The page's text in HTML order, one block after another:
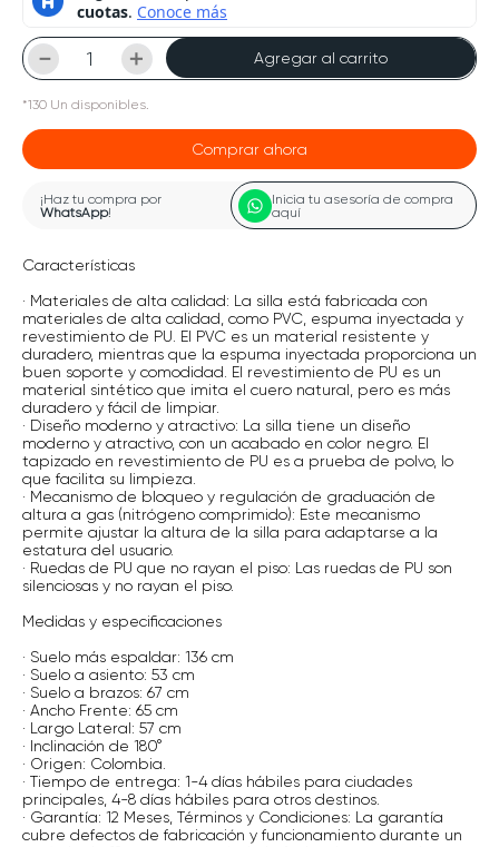
＋
－ Agregar al carrito
*130 Un disponibles.
Comprar ahora
¡Haz tu compra por
WhatsApp!
Inicia tu asesoría de compra
aquí
Características
· Materiales de alta calidad: La silla está fabricada con
materiales de alta calidad, como PVC, espuma inyectada y
revestimiento de PU. El PVC es un material resistente y
duradero, mientras que la espuma inyectada proporciona un
buen soporte y comodidad. El revestimiento de PU es un
material sintético que imita el cuero natural, pero es más
duradero y fácil de limpiar.
· Diseño moderno y atractivo: La silla tiene un diseño
moderno y atractivo, con un acabado en color negro. El
tapizado en revestimiento de PU es a prueba de polvo, lo
que facilita su limpieza.
· Mecanismo de bloqueo y regulación de graduación de
altura a gas (nitrógeno comprimido): Este mecanismo
permite ajustar la altura de la silla para adaptarse a la
estatura del usuario.
· Ruedas de PU que no rayan el piso: Las ruedas de PU son
silenciosas y no rayan el piso.
Medidas y especificaciones
· Suelo más espaldar: 136 cm
· Suelo a asiento: 53 cm
· Suelo a brazos: 67 cm
· Ancho Frente: 65 cm
· Largo Lateral: 57 cm
· Inclinación de 180°
· Origen: Colombia.
· Tiempo de entrega: 1-4 días hábiles para ciudades
principales, 4-8 días hábiles para otros destinos.
· Garantía: 12 Meses, Términos y Condiciones: La garantía
cubre defectos de fabricación y funcionamiento durante un